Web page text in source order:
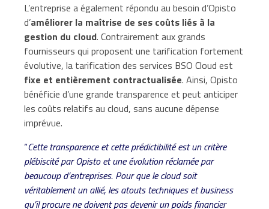
L’entreprise a également répondu au besoin d’Opisto
d’améliorer la maîtrise de ses coûts liés à la
gestion du cloud. Contrairement aux grands
fournisseurs qui proposent une tarification fortement
évolutive, la tarification des services BSO Cloud est
fixe et entièrement contractualisée. Ainsi, Opisto
bénéficie d’une grande transparence et peut anticiper
les coûts relatifs au cloud, sans aucune dépense
imprévue.
“Cette transparence et cette prédictibilité est un critère
plébiscité par Opisto et une évolution réclamée par
beaucoup d’entreprises. Pour que le cloud soit
véritablement un allié, les atouts techniques et business
qu’il procure ne doivent pas devenir un poids financier